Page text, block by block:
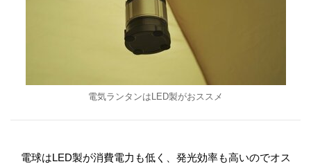
電気ランタンはLED製がおススメ
電球はLED製が消費電力も低く、発光効率も高いのでオス